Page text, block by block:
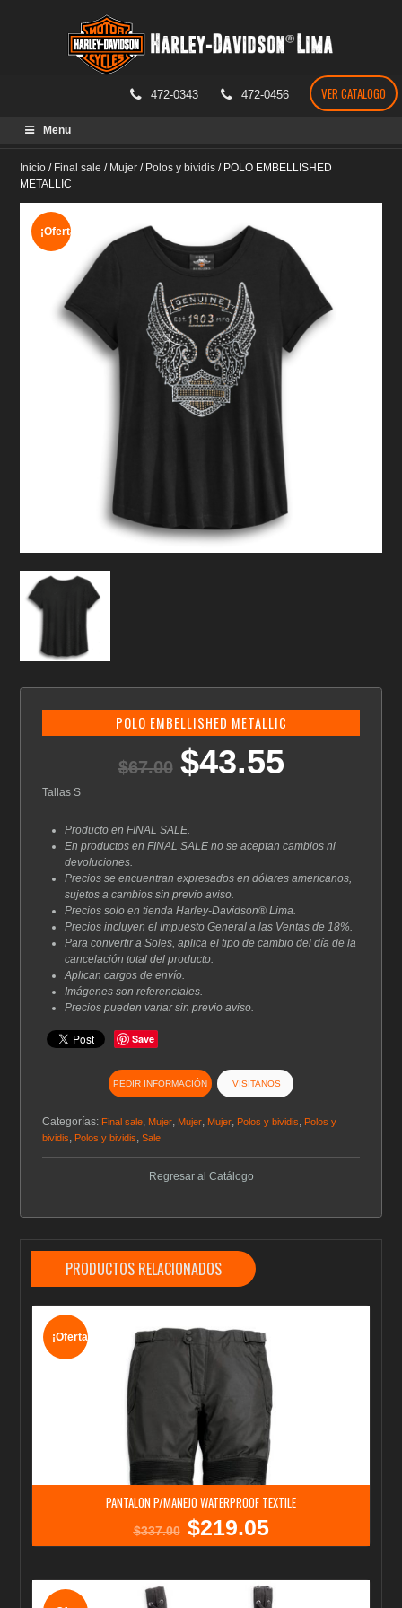
472-0343 472-0456 VER CATALOGO
Menu
Inicio / Final sale / Mujer / Polos y bividis / POLO EMBELLISHED
METALLIC
¡Oferta!
POLO EMBELLISHED METALLIC
$67.00 El
precio
$67.00.
$43.55El
precio
Tallas S
Producto en FINAL SALE.
En productos en FINAL SALE no se aceptan cambios ni
devoluciones.
Precios se encuentran expresados en dólares americanos,
sujetos a cambios sin previo aviso.
Precios solo en tienda Harley-Davidson® Lima.
Precios incluyen el Impuesto General a las Ventas de 18%.
Para convertir a Soles, aplica el tipo de cambio del día de la
cancelación total del producto.
Aplican cargos de envío.
Imágenes son referenciales.
Precios pueden variar sin previo aviso.
Save
PEDIR INFORMACIÓN VISITANOS
Categorías: Final sale, Mujer, Mujer, Mujer, Polos y bividis, Polos y
bividis, Polos y bividis,Sale
Regresar al Catálogo
PRODUCTOS RELACIONADOS
¡Oferta!
PANTALON P/MANEJO WATERPROOF TEXTILE
$337.00
El
$219.05El
$219.05.